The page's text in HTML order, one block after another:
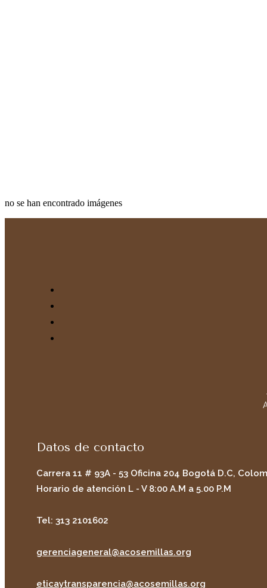
no se han encontrado imágenes
Datos de contacto
Carrera 11 # 93A - 53 Oficina 204 Bogotá D.C,
Horario de atención L - V 8:00 A.M a 5.00 P.M
Tel: 313 2101602
gerenciageneral@acosemillas.org
eticaytransparencia@acosemillas.org